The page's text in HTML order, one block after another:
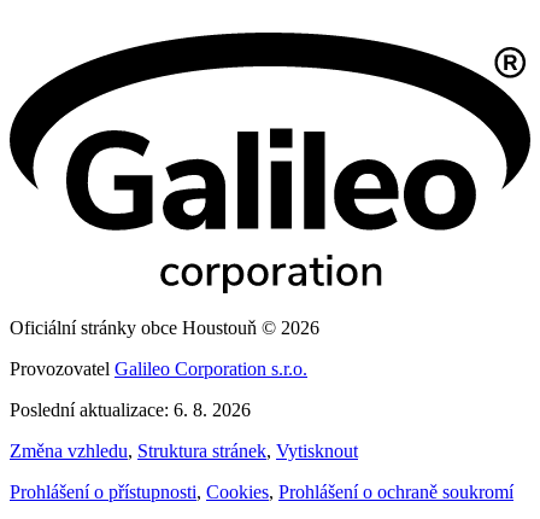
Oficiální stránky obce Houstouň © 2026
Provozovatel Galileo Corporation s.r.o.
Poslední aktualizace: 6. 8. 2026
Změna vzhledu, Struktura stránek, Vytisknout
Prohlášení o přístupnosti, Cookies, Prohlášení o ochraně soukromí